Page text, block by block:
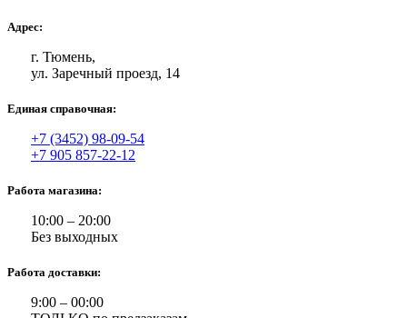
Адрес:
г. Тюмень,
ул. Заречный проезд, 14
Единая справочная:
+7 (3452) 98-09-54
+7 905 857-22-12
Работа магазина:
10:00 – 20:00
Без выходных
Работа доставки:
9:00 – 00:00